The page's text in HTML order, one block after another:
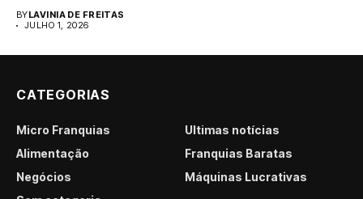
BYLAVINIA DE FREITAS
JULHO 1, 2026
CATEGORIAS
Micro Franquias
Últimas notícias
Alimentação
Franquias Baratas
Negócios
Máquinas Lucrativas